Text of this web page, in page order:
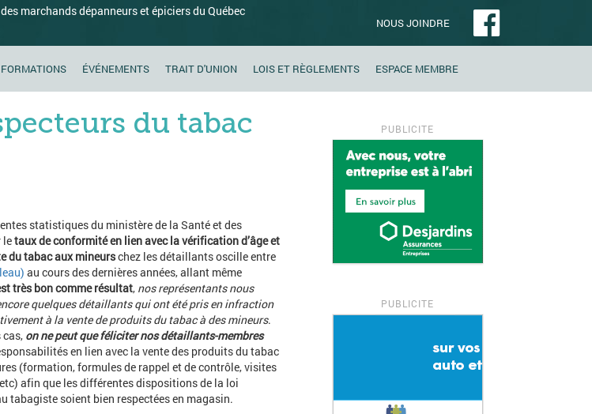
marchands dépanneurs et épiciers du Québec
FORMATIONS ÉVÉNEMENTS TRAIT D'UNION LOIS ET RÈGLEMENTS ESPACE MEMBRE
NOUS JOINDRE
du tabac
statistiques du ministère de la Santé et des
letaux de conformité en lien avec la vérification d’âgeet
du tabac aux mineurschez les détaillants oscille entre
au cours des dernières années, allant même
très bon comme résultat, nos représentants nous
quelques détaillants qui ont été pris en infraction
à la vente de produits du tabac à des mineurs.
cas, on ne peut que féliciter nos détaillants-membres
en lien avec la vente des produits du tabac
(formation, formules de rappel et de contrôle, visites
afin que les différentes dispositions de la loi
tabagiste soient bien respectées en magasin.